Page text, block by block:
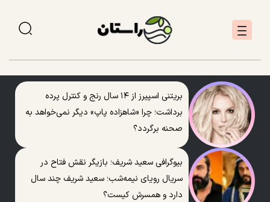
بریتنی اسپیرز از ۱۴ سال رنج و کنترل پرده
برداشت؛ چرا «شاهزاده پاپ» دیگر نمی‌خواهد به
صحنه برگردد؟
بیوگرافی سعید شریف؛ بازیگر نقش فتاح در
سریال رویای نیمه‌شب؛ سعید شریف چند سال
دارد و همسرش کیست؟